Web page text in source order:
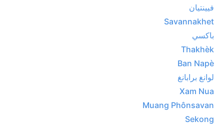
فيينتيان
Savannakhet
باكسي
Thakhèk
Ban Napè
لوانغ برابانغ
Xam Nua
Muang Phônsavan
Sekong